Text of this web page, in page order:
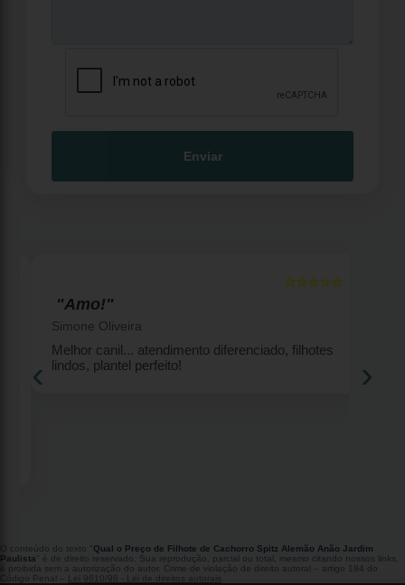
Enviar
☆☆☆☆☆
"Amo!"
Simone Oliveira
Melhor canil... atendimento diferenciado, filhotes
lindos, plantel perfeito!
‹ ›
O conteúdo do texto " Qual o Preço de Filhote de Cachorro Spitz Alemão Anão Jardim
Paulista " é de direito reservado. Sua reprodução, parcial ou total, mesmo citando nossos links,
é proibida sem a autorização do autor. Crime de violação de direito autoral – artigo 184 do
Código Penal –
Lei 9610/98 - Lei de direitos autorais .